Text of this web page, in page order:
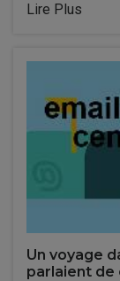
Lire Plus
Un voyage
parlaient de